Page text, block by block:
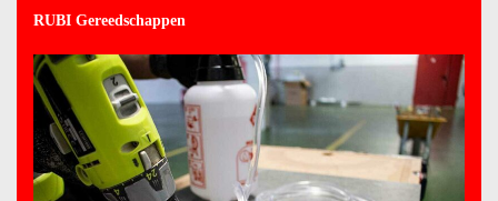
RUBI Gereedschappen